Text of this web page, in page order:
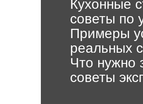
Кухонные
советы по
Примеры
реальных
Что нужно
советы